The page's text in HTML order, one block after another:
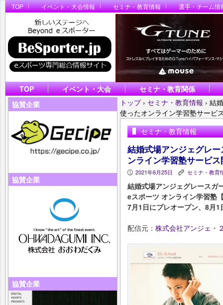
TOP イベント・大会情報 セミナ・教育情報 選手・チーム情
TOP イベント・大会
セミナ・教育関係
協賛企業
協賛企業
協賛企業
トップ › セミナ・教育情報 › 結
使ったオンライン学習塾サービ
セミナ・教育情報
結婚式場アンジェグレ
ンライン学習塾サービス
P 2021年6月25日 K セミナ・教育
結婚式場アンジェグレースガ
eスポーツ オンライン学習塾
7月1日にプレオープン、8月
配信元： 株式会社アンジェ・